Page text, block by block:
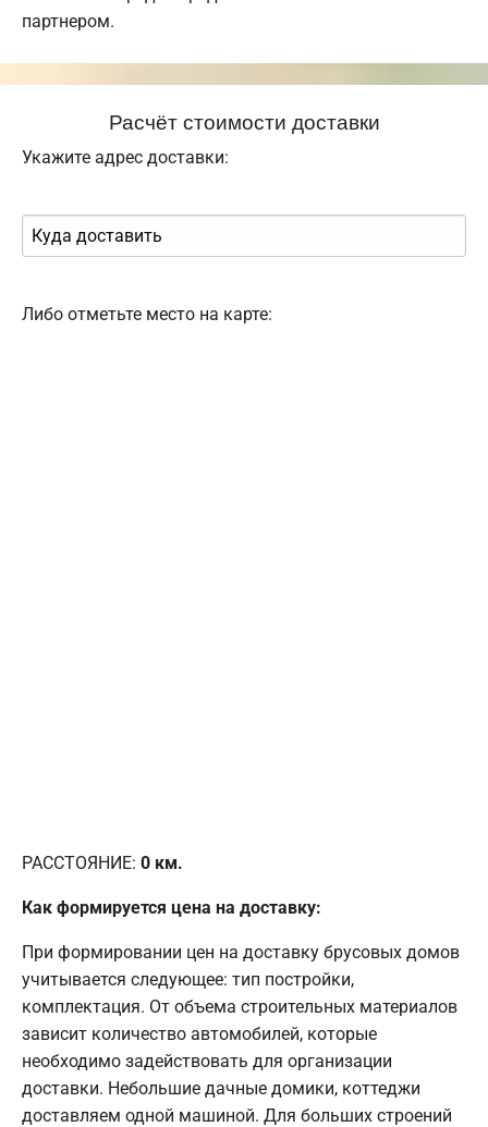
партнером.
Расчёт стоимости доставки
Укажите адрес доставки:
Либо отметьте место на карте:
РАССТОЯНИЕ: 0 км.
Как формируется цена на доставку:
При формировании цен на доставку брусовых домов
учитывается следующее: тип постройки,
комплектация. От объема строительных материалов
зависит количество автомобилей, которые
необходимо задействовать для организации
доставки. Небольшие дачные домики, коттеджи
доставляем одной машиной. Для больших строений